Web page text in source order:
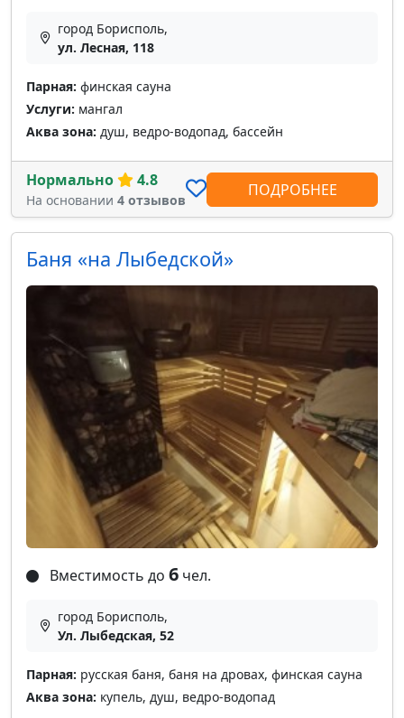
город Борисполь,
ул. Лесная, 118
Парная: финская сауна
Услуги: мангал
Аква зона: душ, ведро-водопад, бассейн
Нормально 4.8
На основании 4 отзывов
ПОДРОБНЕЕ
Баня «на Лыбедской»
Вместимость до 6 чел.
город Борисполь,
Ул. Лыбедская, 52
Парная: русская баня, баня на дровах, финская сауна
Аква зона: купель, душ, ведро-водопад